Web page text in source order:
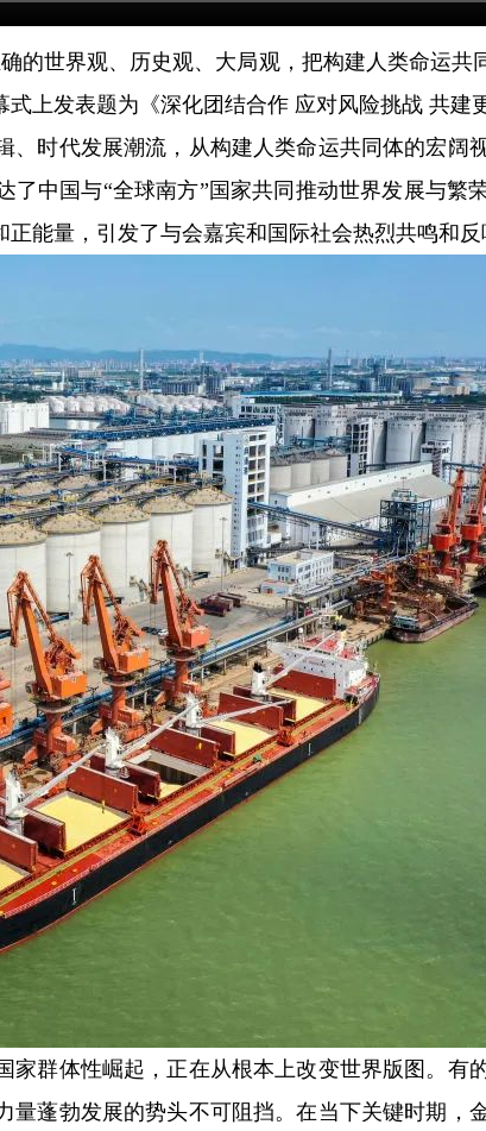
世界观、历史观、大局观，把构建人类命运共
上发表题为《深化团结合作 应对风险挑战 共建
代发展潮流，从构建人类命运共同体的宏阔
中国与“全球南方”国家共同推动世界发展与
能量，引发了与会嘉宾和国际社会热烈共鸣和反
体性崛起，正在从根本上改变世界版图。有
蓬勃发展的势头不可阻挡。在当下关键时期